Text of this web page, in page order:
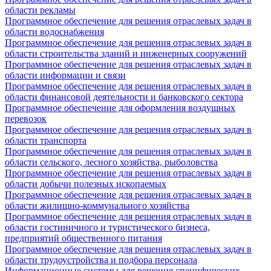
области рекламы
Программное обеспечение для решения отраслевых задач в
области водоснабжения
Программное обеспечение для решения отраслевых задач в
области строительства зданий и инженерных сооружений
Программное обеспечение для решения отраслевых задач в
области информации и связи
Программное обеспечение для решения отраслевых задач в
области финансовой деятельности и банковского сектора
Программное обеспечение для оформления воздушных
перевозок
Программное обеспечение для решения отраслевых задач в
области транспорта
Программное обеспечение для решения отраслевых задач в
области сельского, лесного хозяйства, рыболовства
Программное обеспечение для решения отраслевых задач в
области добычи полезных ископаемых
Программное обеспечение для решения отраслевых задач в
области жилищно-коммунального хозяйства
Программное обеспечение для решения отраслевых задач в
области гостиничного и туристического бизнеса,
предприятий общественного питания
Программное обеспечение для решения отраслевых задач в
области трудоустройства и подбора персонала